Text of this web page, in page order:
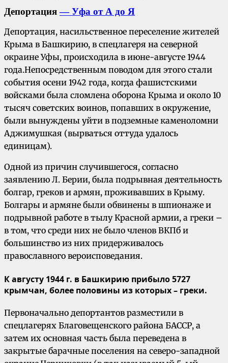
Депортация— Уфа от А до Я
Депортация, насильственное переселение жителей
Крыма в Башкирию, в спецлагеря на северной
окраине Уфы, происходила в июне-августе 1944
года.Непосредственным поводом для этого стали
события осени 1942 года, когда фашистскими
войсками была сломлена оборона Крыма и около 10
тысяч советских воинов, попавших в окружение,
были вынуждены уйти в подземные каменоломни
Аджимушкая (вырваться оттуда удалось
единицам).
Одной из причин случившегося, согласно
заявлению Л. Берии, была подрывная деятельность
болгар, греков и армян, проживавших в Крыму.
Болгары и армяне были обвинены в шпионаже и
подрывной работе в тылу Красной армии, а греки –
в том, что среди них не было членов ВКПб и
большинство из них придерживалось
православного вероисповедания.
К августу 1944 г. в Башкирию прибыло 5727
крымчан, более половины из которых – греки.
Первоначально депортантов разместили в
спецлагерях Благовещенского района БАССР, а
затем их основная часть была переведена в
закрытые барачные поселения на северо-западной